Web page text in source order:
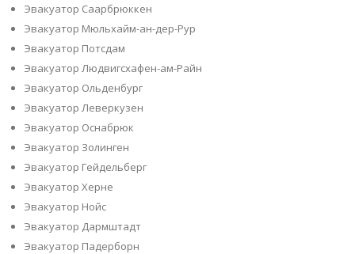
Эвакуатор Саарбрюккен
Эвакуатор Мюльхайм-ан-дер-Рур
Эвакуатор Потсдам
Эвакуатор Людвигсхафен-ам-Райн
Эвакуатор Ольденбург
Эвакуатор Леверкузен
Эвакуатор Оснабрюк
Эвакуатор Золинген
Эвакуатор Гейдельберг
Эвакуатор Херне
Эвакуатор Нойс
Эвакуатор Дармштадт
Эвакуатор Падерборн